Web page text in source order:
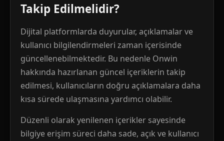
Takip Edilmelidir?
Dijital platformlarda duyurular, açıklamalar ve
kullanıcı bilgilendirmeleri zaman içerisinde
güncellenebilmektedir. Bu nedenle Onwin
hakkında hazırlanan güncel içeriklerin takip
edilmesi, kullanıcıların doğru açıklamalara daha
kısa sürede ulaşmasına yardımcı olabilir.
Düzenli olarak yenilenen içerikler sayesinde
bilgiye erişim süreci daha sade, açık ve kullanıcı